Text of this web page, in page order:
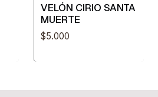
VELÓN CIRIO SANTA
MUERTE
$5.000